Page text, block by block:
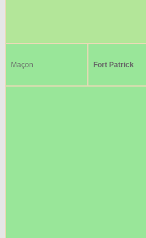
Maçon Fort Patrick